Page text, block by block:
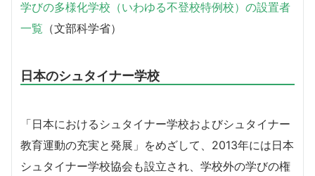
学びの多様化学校（いわゆる不登校特例校）の設置者
一覧 （文部科学省）
日本のシュタイナー学校
「日本におけるシュタイナー学校およびシュタイナー
教育運動の充実と発展」をめざして、2013年には日本
シュタイナー学校協会も設立され、学校外の学びの権